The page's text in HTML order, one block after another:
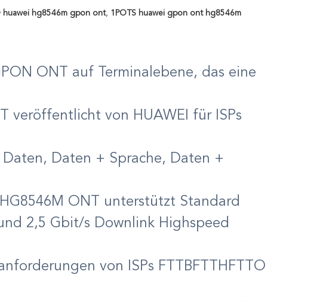
huawei hg8546m gpon ont, 1POTS huawei gpon ont hg8546m
ONT auf Terminalebene, das eine
veröffentlicht von HUAWEI für ISPs
Daten + Sprache, Daten +
ONT unterstützt Standard
2,5 Gbit/s Downlink Highspeed
von ISPs FTTBFTTHFTTO